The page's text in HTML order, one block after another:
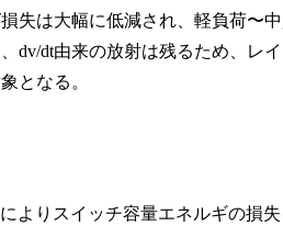
失は大幅に低減され、軽負荷〜
dv/dt由来の放射は残るため、レ
となる。
よりスイッチ容量エネルギの損失